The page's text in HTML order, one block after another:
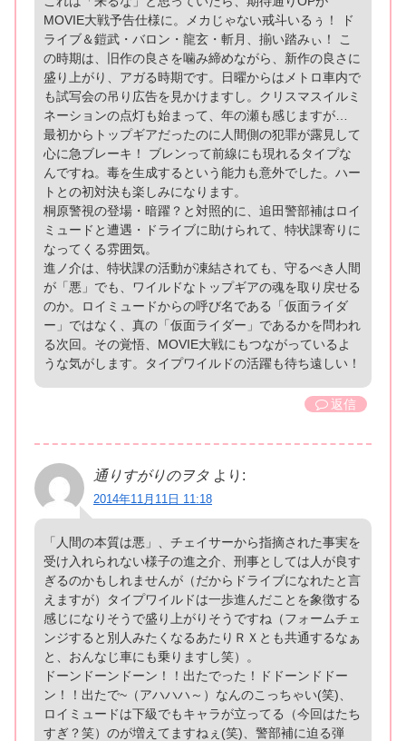
MOVIE大戦予告仕様に。メカじゃない戒斗いるぅ！ ド
ライブ＆鎧武・バロン・龍玄・斬月、揃い踏みぃ！ こ
の時期は、旧作の良さを噛み締めながら、新作の良さに
盛り上がり、アガる時期です。日曜からはメトロ車内で
も試写会の吊り広告を見かけますし。クリスマスイルミ
ネーションの点灯も始まって、年の瀬も感じますが…
最初からトップギアだったのに人間側の犯罪が露見して
心に急ブレーキ！ ブレンって前線にも現れるタイプな
んですね。毒を生成するという能力も意外でした。ハー
トとの初対決も楽しみになります。
桐原警視の登場・暗躍？と対照的に、追田警部補はロイ
ミュードと遭遇・ドライブに助けられて、特状課寄りに
なってくる雰囲気。
進ノ介は、特状課の活動が凍結されても、守るべき人間
が「悪」でも、ワイルドなトップギアの魂を取り戻せる
のか。ロイミュードからの呼び名である「仮面ライダ
ー」ではなく、真の「仮面ライダー」であるかを問われ
る次回。その覚悟、MOVIE大戦にもつながっているよ
うな気がします。タイプワイルドの活躍も待ち遠しい！
返信
通りすがりのヲタ より:
2014年11月11日 11:18
「人間の本質は悪」、チェイサーから指摘された事実を
受け入れられない様子の進之介、刑事としては人が良す
ぎるのかもしれませんが（だからドライブになれたと言
えますが）タイプワイルドは一歩進んだことを象徴する
感じになりそうで盛り上がりそうですね（フォームチェ
ンジすると別人みたくなるあたりＲＸとも共通するなぁ
と、おんなじ車にも乗りますし笑）。
ドーンドーンドーン！！出たでった！ドドーンドドー
ン！！出たで~（アハハハ～）なんのこっちゃい(笑)、
ロイミュードは下級でもキャラが立ってる（今回はたち
すぎ？笑）のが増えてますねぇ(笑)、警部補に迫る弾